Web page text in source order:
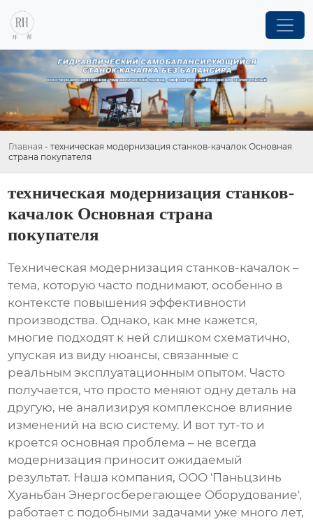
Главная - техническая модернизация станков-качалок Основная
страна покупателя
техническая модернизация станков-
качалок Основная страна
покупателя
Техническая модернизация станков-качалок –
тема, которую часто поднимают, особенно в
контексте повышения эффективности
производства. Однако, как мне кажется,
многие подходят к ней слишком схематично,
упуская из виду нюансы, связанные с
реальным эксплуатационным опытом. Часто
получается, что просто меняют одну деталь на
другую, не анализируя комплексное влияние
изменений на всю систему. И вот тут-то и
кроется основная проблема – не всегда
модернизация приносит ожидаемый
результат. Наша компания, ООО 'Паньцзинь
Хуаньбан Энергосберегающее Оборудование',
работает с подобными задачами уже много лет,